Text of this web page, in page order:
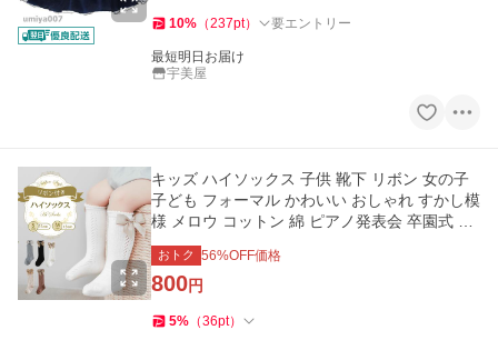
10% （237pt） 要エントリー
最短明日お届け
宇美屋
キッズ ハイソックス 子供 靴下 リボン 女の子
子ども フォーマル かわいい おしゃれ すかし模
様 メロウ コットン 綿 ピアノ発表会 卒園式 入
園式 結婚式 可愛い
おトク 56%OFF価格
800円
5% （36pt）